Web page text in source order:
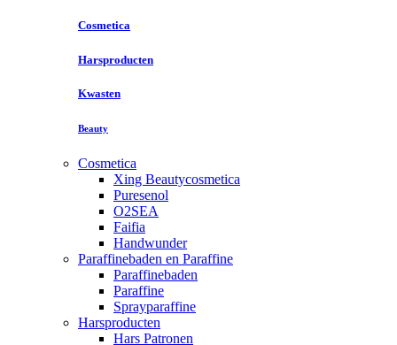
Cosmetica
Harsproducten
Kwasten
Beauty
Cosmetica
Xing Beautycosmetica
Puresenol
O2SEA
Faifia
Handwunder
Paraffinebaden en Paraffine
Paraffinebaden
Paraffine
Sprayparaffine
Harsproducten
Hars Patronen